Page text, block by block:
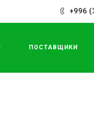
+996
ПОСТАВЩИКИ